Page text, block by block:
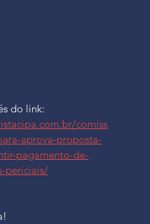
do link:
comiss
aprova-proposta-
pagamento-de-
periciais/